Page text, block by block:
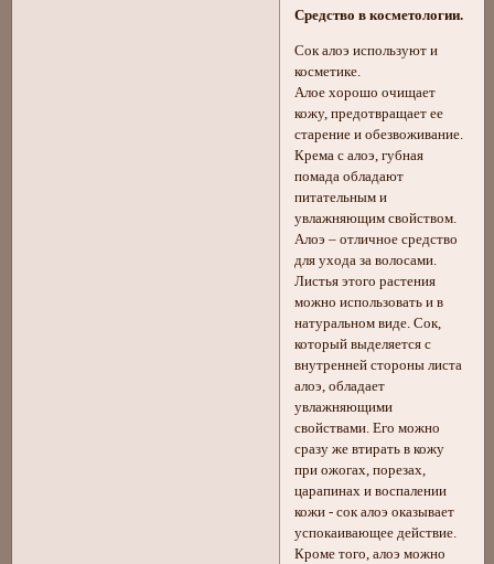
Средство в косметологии.
Сок алоэ используют и
косметике.
Алое хорошо очищает
кожу, предотвращает ее
старение и обезвоживание.
Крема с алоэ, губная
помада обладают
питательным и
увлажняющим свойством.
Алоэ – отличное средство
для ухода за волосами.
Листья этого растения
можно использовать и в
натуральном виде. Сок,
который выделяется с
внутренней стороны листа
алоэ, обладает
увлажняющими
свойствами. Его можно
сразу же втирать в кожу
при ожогах, порезах,
царапинах и воспалении
кожи - сок алоэ оказывает
успокаивающее действие.
Кроме того, алоэ можно